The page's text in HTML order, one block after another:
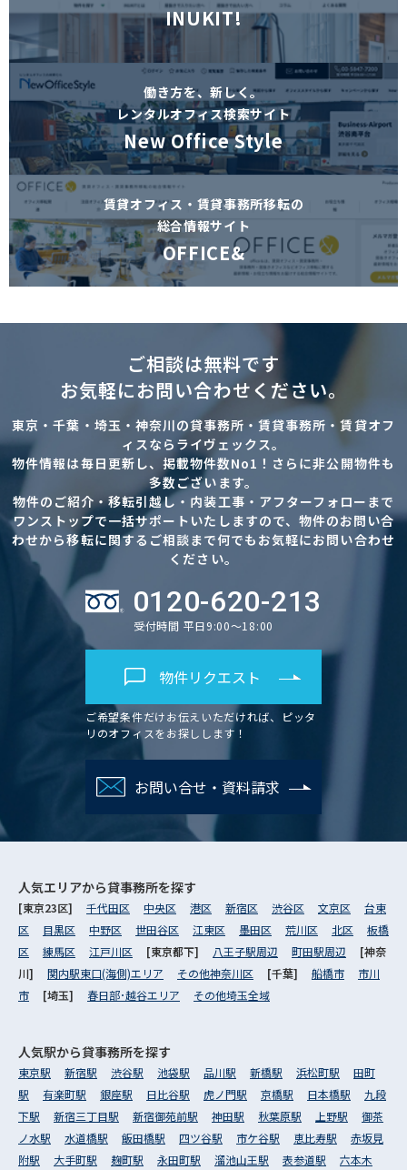
INUKIT!
働き方を、新しく。
レンタルオフィス検索サイト
New Office Style
賃貸オフィス・賃貸事務所移転の
総合情報サイト
OFFICE&
ご相談は無料です
お気軽にお問い合わせください。
東京・千葉・埼玉・神奈川の貸事務所・賃貸事務所・賃貸オフ
ィスならライヴェックス。
物件情報は毎日更新し、掲載物件数No1！さらに非公開物件も
多数ございます。
物件のご紹介・移転引越し・内装工事・アフターフォローまで
ワンストップで一括サポートいたしますので、物件のお問い合
わせから移転に関するご相談まで何でもお気軽にお問い合わせ
ください。
0120-620-213
受付時間 平日9:00～18:00
物件リクエスト
ご希望条件だけお伝えいただければ、ピッタ
リのオフィスをお探しします！
お問い合せ・資料請求
人気エリアから貸事務所を探す
[東京23区] 千代田区 中央区 港区 新宿区 渋谷区 文京区
台東
区
目黒区 中野区 世田谷区 江東区 墨田区 荒川区 北区
板橋
区
練馬区 江戸川区 [東京都下] 八王子駅周辺 町田駅周辺
[神奈
川] 関内駅東口(海側)エリア その他神奈川区 [千葉] 船橋市
市川
市
[埼玉] 春日部･越谷エリア その他埼玉全域
人気駅から貸事務所を探す
東京駅 新宿駅 渋谷駅 池袋駅 品川駅 新橋駅 浜松町駅
田町
駅
有楽町駅 銀座駅 日比谷駅 虎ノ門駅 京橋駅 日本橋駅
九段
下駅
新宿三丁目駅 新宿御苑前駅 神田駅 秋葉原駅 上野駅
御茶
ノ水駅
水道橋駅 飯田橋駅 四ツ谷駅 市ケ谷駅 恵比寿駅
赤坂見
附駅
大手町駅 麹町駅 永田町駅 溜池山王駅 表参道駅 六本木